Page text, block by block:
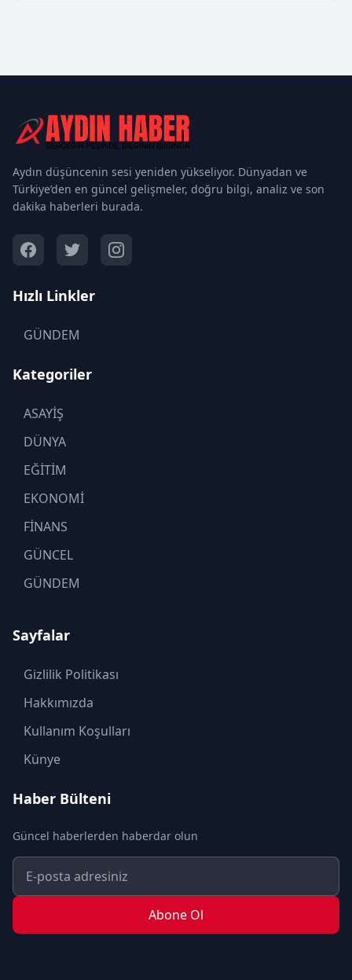
Aydın düşüncenin sesi yeniden yükseliyor. Dünyadan ve
Türkiye’den en güncel gelişmeler, doğru bilgi, analiz ve son
dakika haberleri burada.
Hızlı Linkler
GÜNDEM
Kategoriler
ASAYİŞ
DÜNYA
EĞİTİM
EKONOMİ
FİNANS
GÜNCEL
GÜNDEM
KÜLTÜR SANAT
MAGAZİN
MODA
OTOMOBİL
POLİTİKA
SON DAKİKA
SPOR
TURİZM
Sayfalar
Gizlilik Politikası
Hakkımızda
Kullanım Koşulları
Künye
Haber Bülteni
Güncel haberlerden haberdar olun
Abone Ol